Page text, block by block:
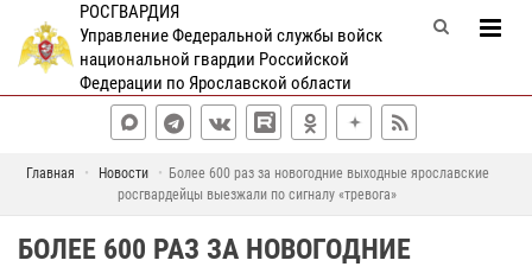
РОСГВАРДИЯ
Управление Федеральной службы войск
национальной гвардии Российской
Федерации по Ярославской области
Главная Новости
Более 600 раз за новогодние выходные ярославские
росгвардейцы выезжали по сигналу «тревога»
БОЛЕЕ 600 РАЗ ЗА НОВОГОДНИЕ